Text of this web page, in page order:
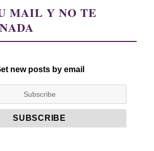
MAIL Y NO TE
new posts by email